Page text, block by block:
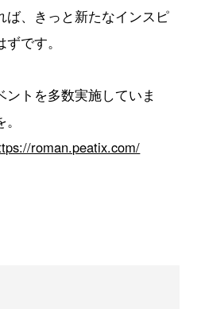
ば、きっと新たなインスピ
です。
ントを多数実施していま
roman.peatix.com/